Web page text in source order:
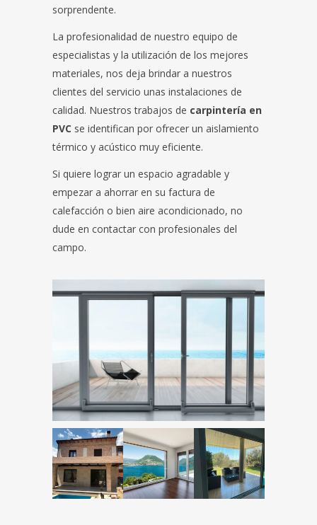
sorprendente.
La profesionalidad de nuestro equipo de
especialistas y la utilización de los mejores
materiales, nos deja brindar a nuestros
clientes del servicio unas instalaciones de
calidad. Nuestros trabajos de carpintería en
PVC se identifican por ofrecer un aislamiento
térmico y acústico muy eficiente.
Si quiere lograr un espacio agradable y
empezar a ahorrar en su factura de
calefacción o bien aire acondicionado, no
dude en contactar con profesionales del
campo.